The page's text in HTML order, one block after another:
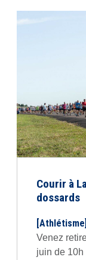
Courir à
dossards
[Athlétisme]
Venez
juin de 10h